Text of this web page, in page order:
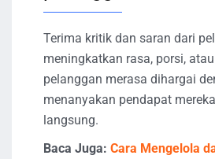
Terima kritik dan saran dari
meningkatkan rasa, porsi,
pelanggan merasa dihargai
menanyakan pendapat
langsung.
Baca Juga: Cara Mengelola